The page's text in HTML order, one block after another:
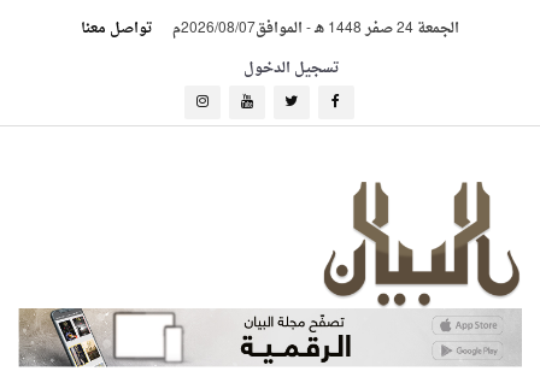
الجمعة 24 صفر 1448 هـ -الموافق2026/08/07م
تواصل معنا
تسجيل الدخول